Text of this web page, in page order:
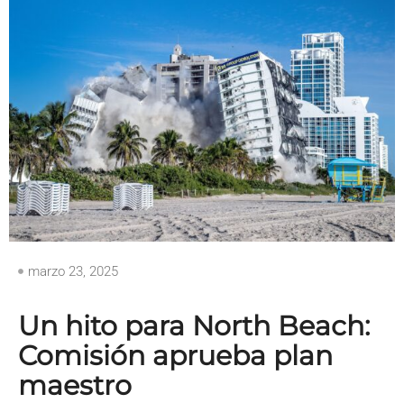
marzo 23, 2025
Un hito para North Beach:
Comisión aprueba plan
maestro